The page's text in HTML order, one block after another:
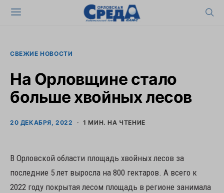
СВЕЖИЕ НОВОСТИ
На Орловщине стало
больше хвойных лесов
20 ДЕКАБРЯ, 2022 1 МИН. НА ЧТЕНИЕ
В Орловской области площадь хвойных лесов за
последние 5 лет выросла на 800 гектаров. А всего к
2022 году покрытая лесом площадь в регионе занимала